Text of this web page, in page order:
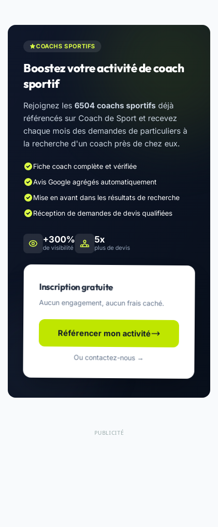
COACHS SPORTIFS
Boostez votre activité de coach
sportif
Rejoignez les 6504 coachs sportifs déjà
référencés sur Coach de Sport et recevez
chaque mois des demandes de particuliers à
la recherche d'un coach près de chez eux.
Fiche coach complète et vérifiée
Avis Google agrégés automatiquement
Mise en avant dans les résultats de recherche
Réception de demandes de devis qualifiées
+300%
de visibilité
5x
plus de devis
Inscription gratuite
Aucun engagement, aucun frais caché.
Référencer mon activité
Ou contactez-nous →
PUBLICITÉ